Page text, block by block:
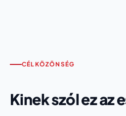
CÉLKÖZÖNSÉG
Kinek szól ez az